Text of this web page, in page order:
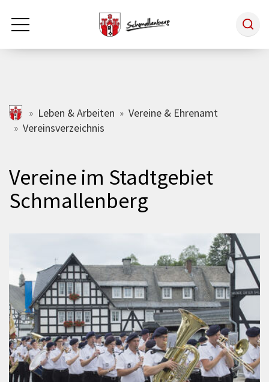
Zum Hauptinhalt springen
Rathaus & Politik
Tourismus
Wirtschaft
schmallenberg.de
Leben & Arbeiten
Vereine & Ehrenamt
Vereinsverzeichnis
Vereine im Stadtgebiet
Schmallenberg